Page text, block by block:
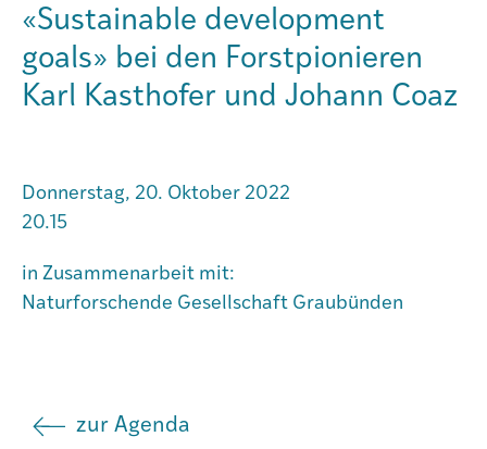
Projekte
Personen
Agenda
«Sustainable development
goals» bei den Forstpionieren
Karl Kasthofer und Johann Coaz
Donnerstag, 20. Oktober 2022
20.15
in Zusammenarbeit mit:
Naturforschende Gesellschaft Graubünden
zur Agenda